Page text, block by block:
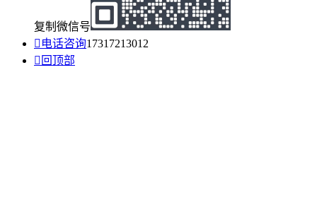
复制微信号
 电话咨询17317213012
 回顶部